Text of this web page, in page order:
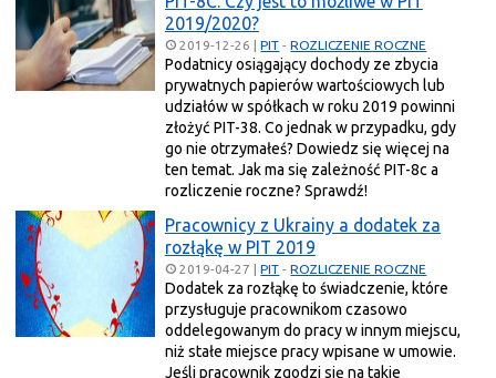
2019/2020?
2019-12-26 |PIT -ROZLICZENIE ROCZNE
Podatnicy osiągający dochody ze zbycia
prywatnych papierów wartościowych lub
udziałów w spółkach w roku 2019 powinni
złożyć PIT-38. Co jednak w przypadku, gdy
go nie otrzymałeś? Dowiedz się więcej na
ten temat. Jak ma się zależność PIT-8c a
rozliczenie roczne? Sprawdź!
Pracownicy z Ukrainy a dodatek za
rozłąkę w PIT 2019
2019-04-27 |PIT -ROZLICZENIE ROCZNE
Dodatek za rozłąkę to świadczenie, które
przysługuje pracownikom czasowo
oddelegowanym do pracy w innym miejscu,
niż stałe miejsce pracy wpisane w umowie.
Jeśli pracownik zgodzi się na takie